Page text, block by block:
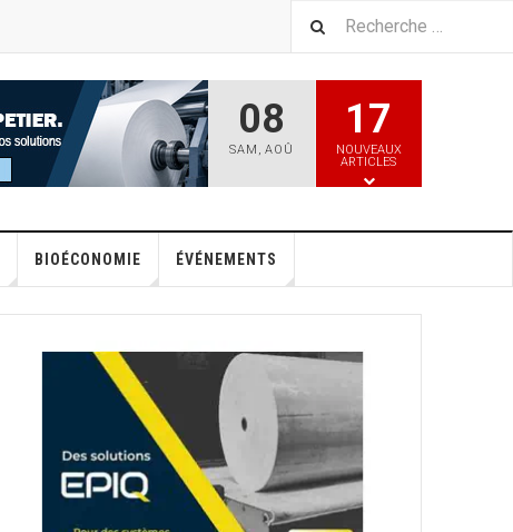
08
SAM , AOÛ
17
NOUVEAUX
ARTICLES
BIOÉCONOMIE ÉVÉNEMENTS